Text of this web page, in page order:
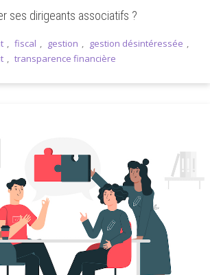
ses dirigeants associatifs ?
, fiscal , gestion , gestion désintéressée ,
, transparence financière